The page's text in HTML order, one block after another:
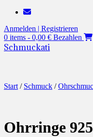
Zum
springen
Anmelden | Registrieren
0 items - 0,00 € Bezahlen
Schmuckati
Start / Schmuck /
Ohrringe